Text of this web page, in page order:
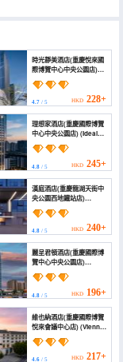
時光靜美酒店(重慶悅來國
際博覽中心中央公園店)
(Time Hotel)
4.7/ 5 HKD 228+
理想家酒店(重慶國際博覽
中心中央公園店) (Ideal
Home Hotel (Chongqing
Yuelai International
Expo Center & Central
Park))
4.8/ 5 HKD 245+
漢庭酒店(重慶龍湖天街中
央公園西地鐵站店)
(HanTing Hotel
(Chongqing Longhu
Tianjie Zhongyang
Gongyuan Xi Subway
Station))
4.8/ 5 HKD 240+
麗呈君頓酒店(重慶國際博
覽中心中央公園店)
(Licheng Jundun Hotel
(Chongqing Central
4.8/ 5 HKD 196+
維也納酒店(重慶國際博覽
悅來會議中心店) (Vienna
Hotel (Chongqing
Yuelai International
Expo Center))
4.6/ 5 HKD 217+